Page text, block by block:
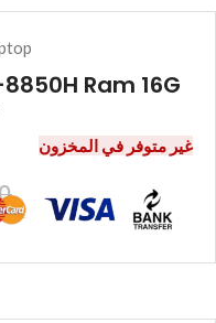
Ram 16G
غير متوفر في المخزون